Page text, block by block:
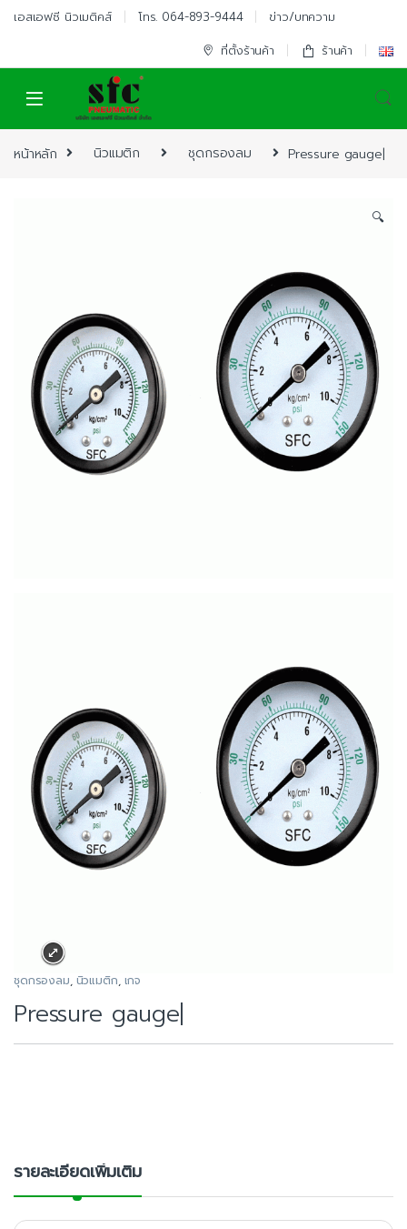
Skip to navigation
Skip to content
เอสเอฟซี นิวเมติคส์ โทร. 064-893-9444
ข่าว/บทความ
ที่ตั้งร้านค้า
ร้านค้า
หน้าหลัก นิวแมติก ชุดกรองลม Pressure gauge|
🔍
ชุดกรองลม, นิวแมติก, เกจ
Pressure gauge|
รายละเอียดเพิ่มเติม